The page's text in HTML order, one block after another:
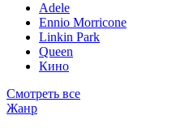
Adele
Ennio Morricone
Linkin Park
Queen
Кино
Смотреть все
Жанр